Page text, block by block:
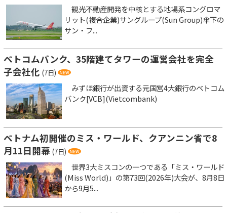
観光不動産開発を中核とする地場系コングロマ
リット(複合企業)サングループ(Sun Group)傘下の
サン・フ...
ベトコムバンク、35階建てタワーの運営会社を完全
子会社化 (7日)
みずほ銀行が出資する元国営4大銀行のベトコム
バンク[VCB](Vietcombank)
ベトナム初開催のミス・ワールド、クアンニン省で8
月11日開幕 (7日)
世界3大ミスコンの一つである「ミス・ワールド
(Miss World)」の第73回(2026年)大会が、8月8日
から9月5...